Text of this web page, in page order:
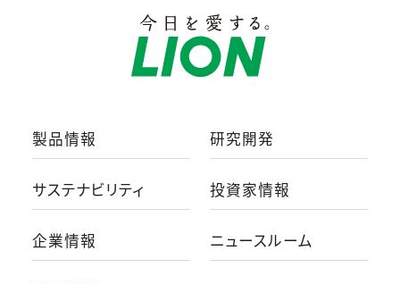
製品情報 研究開発
サステナビリティ 投資家情報
企業情報 ニュースルーム